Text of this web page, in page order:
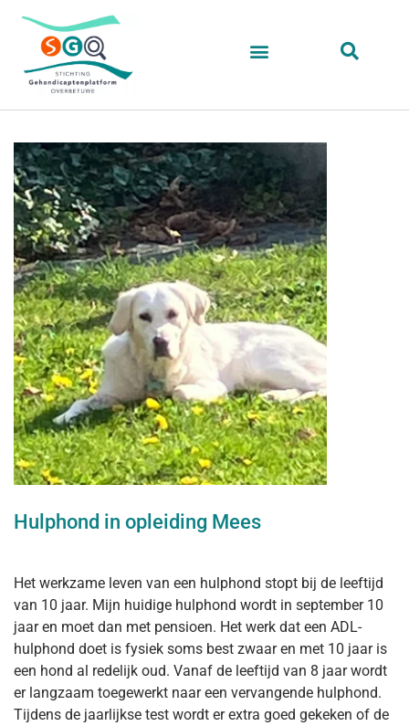
Hulphond in opleiding Mees
Het werkzame leven van een hulphond stopt bij de leeftijd
van 10 jaar. Mijn huidige hulphond wordt in september 10
jaar en moet dan met pensioen. Het werk dat een ADL-
hulphond doet is fysiek soms best zwaar en met 10 jaar is
een hond al redelijk oud. Vanaf de leeftijd van 8 jaar wordt
er langzaam toegewerkt naar een vervangende hulphond.
Tijdens de jaarlijkse test wordt er extra goed gekeken of de